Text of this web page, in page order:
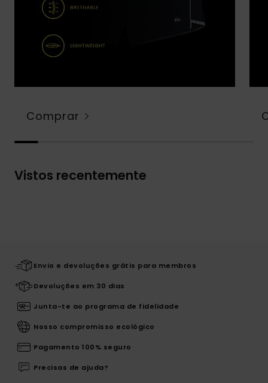
Comprar
Vistos recentemente
Envio e devoluções grátis para membros
Devoluções em 30 dias
Junta-te ao programa de fidelidade
Nosso compromisso ecológico
Pagamento 100% seguro
Precisas de ajuda?